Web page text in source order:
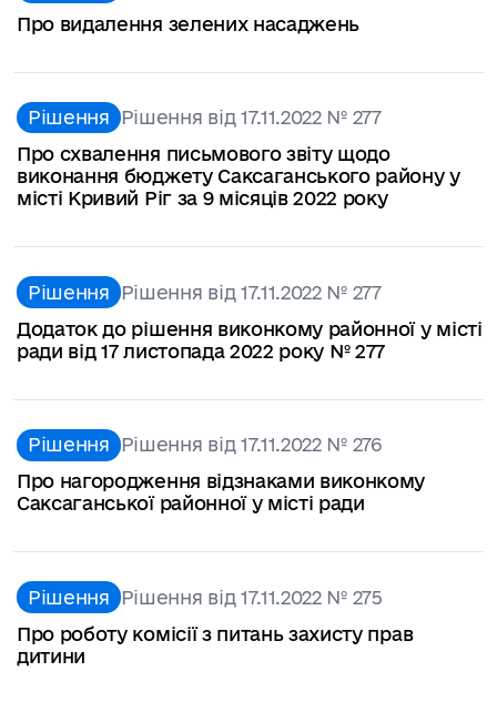
Про видалення зелених насаджень
Рішення Рішення від 17.11.2022 № 277
Про схвалення письмового звіту щодо
виконання бюджету Саксаганського району у
місті Кривий Ріг за 9 місяців 2022 року
Рішення Рішення від 17.11.2022 № 277
Додаток до рішення виконкому районної у місті
ради від 17 листопада 2022 року № 277
Рішення Рішення від 17.11.2022 № 276
Про нагородження відзнаками виконкому
Саксаганської районної у місті ради
Рішення Рішення від 17.11.2022 № 275
Про роботу комісії з питань захисту прав
дитини